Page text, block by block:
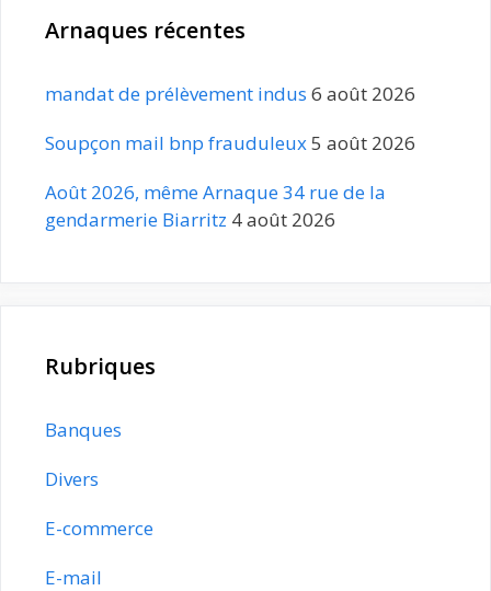
Arnaques récentes
mandat de prélèvement indus 6 août 2026
Soupçon mail bnp frauduleux5 août 2026
Août 2026, même Arnaque 34 rue de la
gendarmerie Biarritz 4 août 2026
Rubriques
Banques
Divers
E-commerce
E-mail